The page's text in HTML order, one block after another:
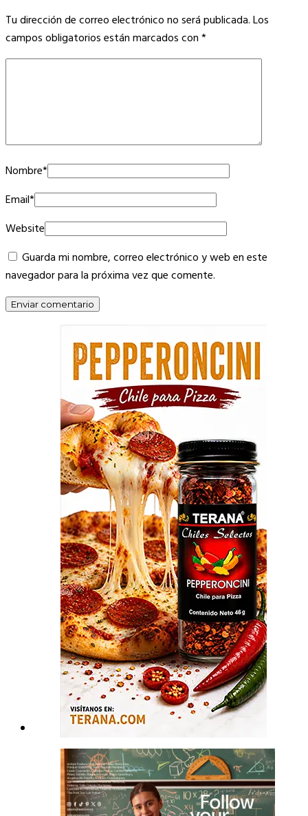
Tu dirección de correo electrónico no será publicada.Los
campos obligatorios están marcados con*
Nombre*
Email*
Website
Guarda mi nombre, correo electrónico y web en este
navegador para la próxima vez que comente.